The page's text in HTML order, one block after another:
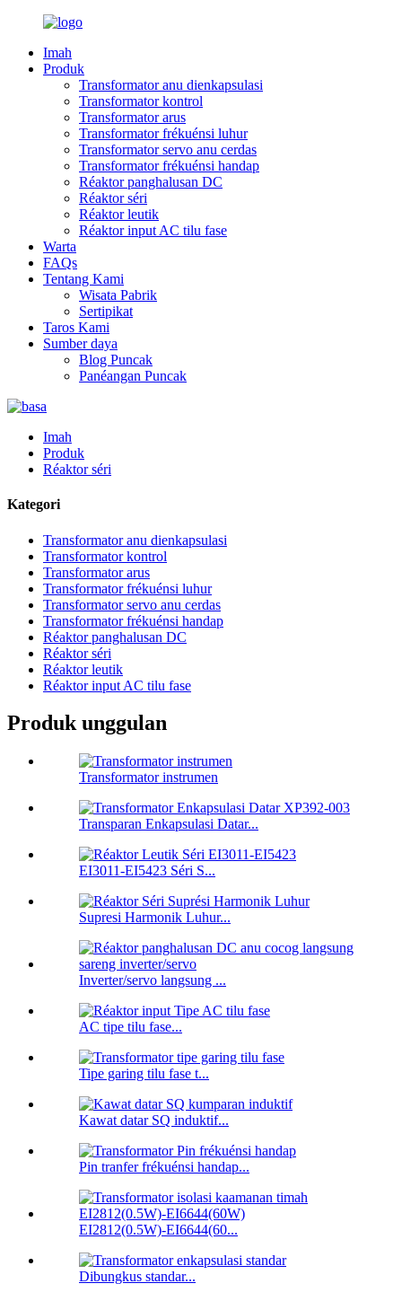
Imah
Produk
Transformator anu dienkapsulasi
Transformator kontrol
Transformator arus
Transformator frékuénsi luhur
Transformator servo anu cerdas
Transformator frékuénsi handap
Réaktor panghalusan DC
Réaktor séri
Réaktor leutik
Réaktor input AC tilu fase
Warta
FAQs
Tentang Kami
Wisata Pabrik
Sertipikat
Taros Kami
Sumber daya
Blog Puncak
Panéangan Puncak
Imah
Produk
Réaktor séri
Kategori
Transformator anu dienkapsulasi
Transformator kontrol
Transformator arus
Transformator frékuénsi luhur
Transformator servo anu cerdas
Transformator frékuénsi handap
Réaktor panghalusan DC
Réaktor séri
Réaktor leutik
Réaktor input AC tilu fase
Produk unggulan
Transformator instrumen
Transparan Enkapsulasi Datar...
EI3011-EI5423 Séri S...
Supresi Harmonik Luhur...
Inverter/servo langsung ...
AC tipe tilu fase...
Tipe garing tilu fase t...
Kawat datar SQ induktif...
Pin tranfer frékuénsi handap...
EI2812(0.5W)-EI6644(60...
Dibungkus standar...